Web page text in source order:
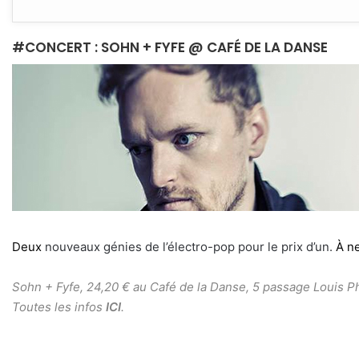
#CONCERT : SOHN + FYFE @ CAFÉ DE LA DANSE
Deux nouveaux génies de l’électro-pop pour le prix d’un. À
Sohn + Fyfe, 24,20 € au Café de la Danse, 5 passage Louis
Toutes les infos ICI.